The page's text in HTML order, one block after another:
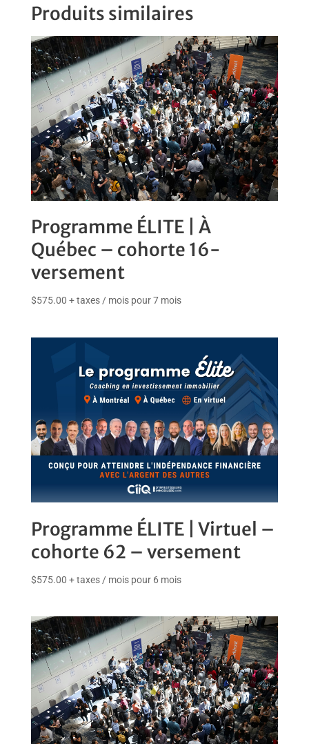
u
r
r
e
j
o
i
n
d
r
e
l
a
l
i
s
t
e
d
'
a
t
t
e
f
m
a
t
o
n
Produits similaires
Programme ÉLITE | À
Québec – cohorte 16-
versement
$575.00 + taxes / mois pour 7 mois
Programme ÉLITE | Virtuel –
cohorte 62 – versement
$575.00 + taxes / mois pour 6 mois